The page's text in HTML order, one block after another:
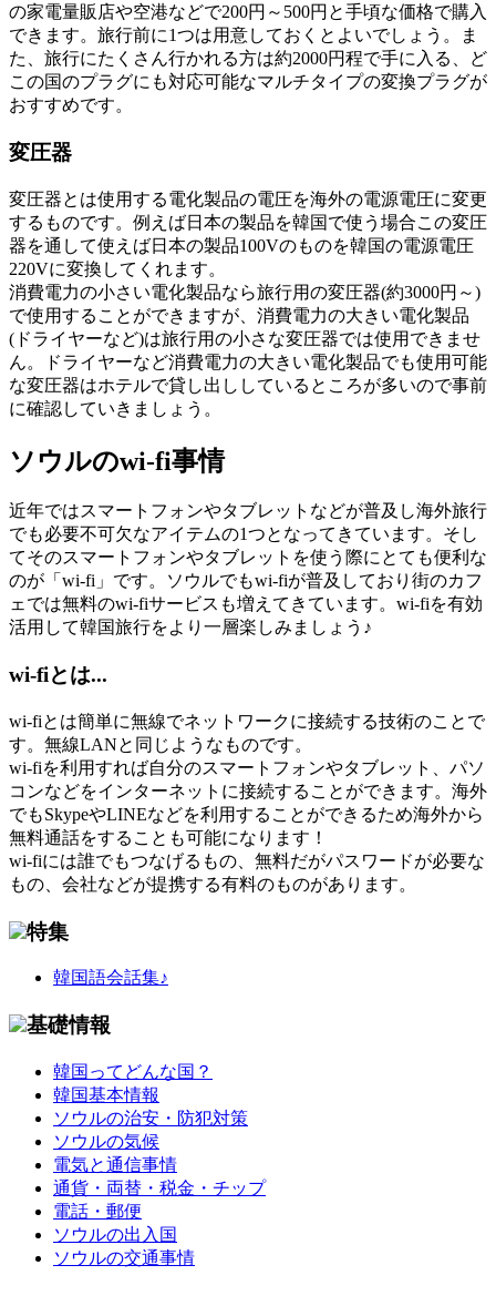
の家電量販店や空港などで200円～500円と手頃な価格で購入
できます。旅行前に1つは用意しておくとよいでしょう。ま
た、旅行にたくさん行かれる方は約2000円程で手に入る、ど
この国のプラグにも対応可能なマルチタイプの変換プラグが
おすすめです。
変圧器
変圧器とは使用する電化製品の電圧を海外の電源電圧に変更
するものです。例えば日本の製品を韓国で使う場合この変圧
器を通して使えば日本の製品100Vのものを韓国の電源電圧
220Vに変換してくれます。
消費電力の小さい電化製品なら旅行用の変圧器(約3000円～)
で使用することができますが、消費電力の大きい電化製品
(ドライヤーなど)は旅行用の小さな変圧器では使用できませ
ん。ドライヤーなど消費電力の大きい電化製品でも使用可能
な変圧器はホテルで貸し出ししているところが多いので事前
に確認していきましょう。
ソウルのwi-fi事情
近年ではスマートフォンやタブレットなどが普及し海外旅行
でも必要不可欠なアイテムの1つとなってきています。そし
てそのスマートフォンやタブレットを使う際にとても便利な
のが「wi-fi」です。ソウルでもwi-fiが普及しており街のカフ
ェでは無料のwi-fiサービスも増えてきています。wi-fiを有効
活用して韓国旅行をより一層楽しみましょう♪
wi-fiとは...
wi-fiとは簡単に無線でネットワークに接続する技術のことで
す。無線LANと同じようなものです。
wi-fiを利用すれば自分のスマートフォンやタブレット、パソ
コンなどをインターネットに接続することができます。海外
でもSkypeやLINEなどを利用することができるため海外から
無料通話をすることも可能になります！
wi-fiには誰でもつなげるもの、無料だがパスワードが必要な
もの、会社などが提携する有料のものがあります。
特集
韓国語会話集♪
基礎情報
韓国ってどんな国？
韓国基本情報
ソウルの治安・防犯対策
ソウルの気候
電気と通信事情
通貨・両替・税金・チップ
電話・郵便
ソウルの出入国
ソウルの交通事情